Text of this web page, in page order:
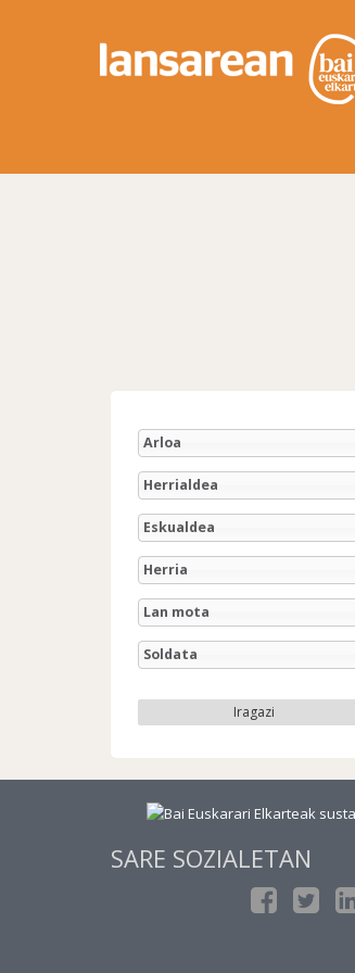
Arloa
Herrialdea
Eskualdea
Herria
Lan mota
Soldata
Iragazi
SARE SOZIALETAN